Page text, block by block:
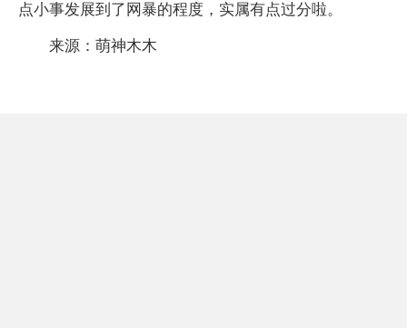
点小事发展到了网暴的程度，实属有点过分啦。
来源：萌神木木